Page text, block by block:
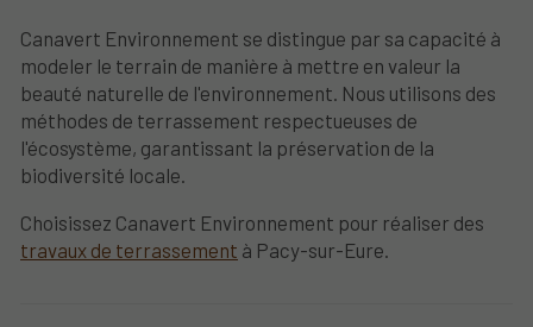
Canavert Environnement se distingue par sa capacité à
modeler le terrain de manière à mettre en valeur la
beauté naturelle de l'environnement. Nous utilisons des
méthodes de terrassement respectueuses de
l'écosystème, garantissant la préservation de la
biodiversité locale.
Choisissez Canavert Environnement pour réaliser des
travaux de terrassement à Pacy-sur-Eure.